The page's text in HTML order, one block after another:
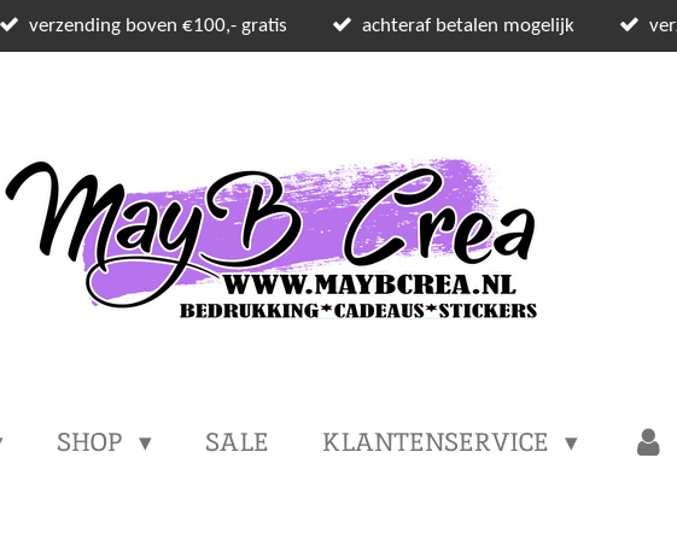
verzending boven €100,- gratis achteraf betalen mogelijk
SHOP SALE KLANTENSERVICE